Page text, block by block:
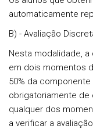
automaticamente
B) - Avaliação
Nesta modalidade,
em dois momentos
50% da
obrigatoriamente de
qualquer dos
a verificar a